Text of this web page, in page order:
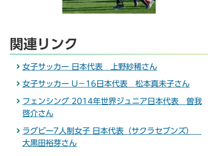
関連リンク
女子サッカー 日本代表 上野紗稀さん
女子サッカー U－16日本代表 松本真未子さん
フェンシング 2014年世界ジュニア日本代表 曽我
啓介さん
ラグビー7人制女子 日本代表（サクラセブンズ）
大黒田裕芽さん